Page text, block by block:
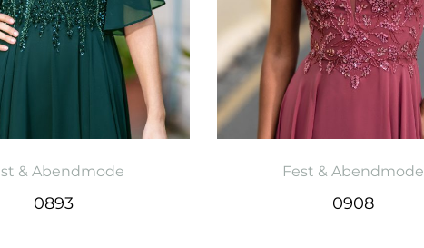
& Abendmode
0893
Fest & Abendmode
0908